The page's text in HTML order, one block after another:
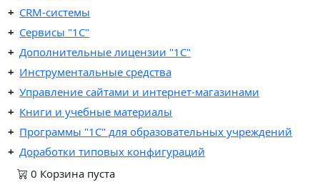
CRM-системы
Сервисы "1С"
Дополнительные лицензии "1С"
Инструментальные средства
Управление сайтами и интернет-магазинами
Книги и учебные материалы
Программы "1С" для образовательных учреждений
Доработки типовых конфигураций
0 Корзина пуста